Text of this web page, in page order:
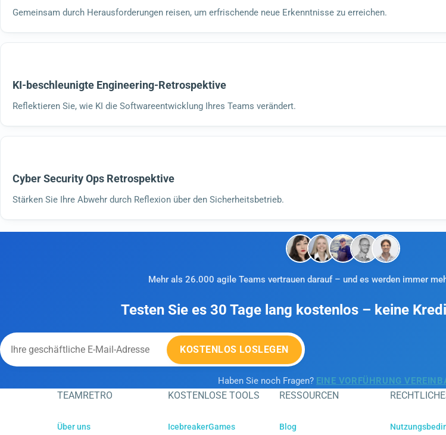
Gemeinsam durch Herausforderungen reisen, um erfrischende neue Erkenntnisse zu erreichen.
KI-beschleunigte Engineering-Retrospektive
Reflektieren Sie, wie KI die Softwareentwicklung Ihres Teams verändert.
Cyber Security Ops Retrospektive
Stärken Sie Ihre Abwehr durch Reflexion über den Sicherheitsbetrieb.
Mehr als 26.000 agile Teams vertrauen darauf – und es werden immer
Testen Sie es 30 Tage lang kostenlos – keine
KOSTENLOS LOSLEGEN
Haben Sie noch Fragen? EINE VORFÜHRUNG
TEAMRETRO
Über uns
KOSTENLOSE TOOLS
IcebreakerGames
RESSOURCEN
Blog